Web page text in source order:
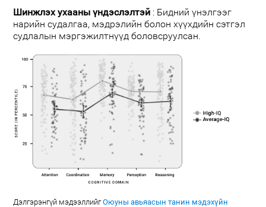
Шинжлэх ухааны үндэслэлтэй : Бидний үнэлгээг
нарийн судалгаа, мэдрэлийн болон хүүхдийн сэтгэл
судлалын мэргэжилтнүүд боловсруулсан.
Дэлгэрэнгүй мэдээллийгОюуны авьяасын танин мэдэхүйн